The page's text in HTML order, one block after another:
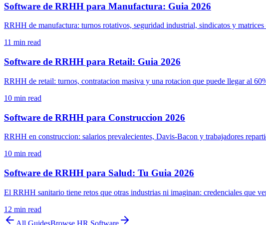
Software de RRHH para Manufactura: Guia 2026
RRHH de manufactura: turnos rotativos, seguridad industrial, sindicatos y
11 min read
Software de RRHH para Retail: Guia 2026
RRHH de retail: turnos, contratacion masiva y una rotacion que puede llegar al
10 min read
Software de RRHH para Construccion 2026
RRHH en construccion: salarios prevalecientes, Davis-Bacon y trabajadores
10 min read
Software de RRHH para Salud: Tu Guia 2026
El RRHH sanitario tiene retos que otras industrias ni imaginan: credenciales que
12 min read
All GuidesBrowse HR Software